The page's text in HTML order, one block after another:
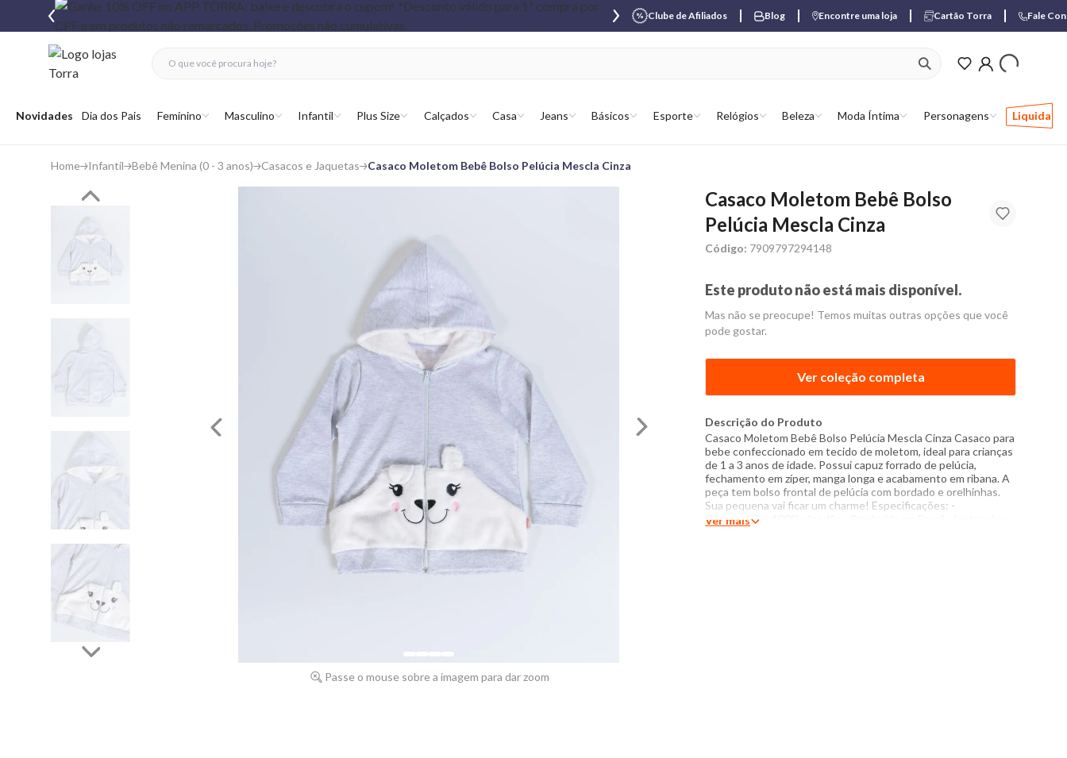
Clube de Afiliados Blog Encontre uma loja Cartão Torra Fale
Abrir menu
Novidades Dia dos Pais Feminino Masculino Infantil Plus Size Calçados Casa Jeans Básicos Esporte Relógios Beleza Moda Íntima Personagens Liquida
ver produtos
fechar menu
fechar menu
favoritos
Home Infantil Bebê Menina (0 - 3 anos) Casacos e Jaquetas Casaco Moletom Bebê Bolso Pelúcia Mescla Cinza
Passe o mouse sobre a imagem para dar zoom
Casaco Moletom Bebê Bolso
Pelúcia Mescla Cinza
Código: 7909797294148
Este produto não está mais disponível.
Mas não se preocupe! Temos muitas outras opções que você
pode gostar.
Ver coleção completa
Descrição do Produto
Casaco Moletom Bebê Bolso Pelúcia Mescla Cinza Casaco para
bebe confeccionado em tecido de moletom, ideal para crianças
de 1 a 3 anos de idade. Possui capuz forrado de pelúcia,
fechamento em zíper, manga longa e acabamento em ribana. A
peça tem bolso frontal de pelúcia com bordado e orelhinhas.
Sua pequena vai ficar um charme! Especificações: -
Composição: 100% algodão - Produzido no Brasil - Instruções
Ver mais